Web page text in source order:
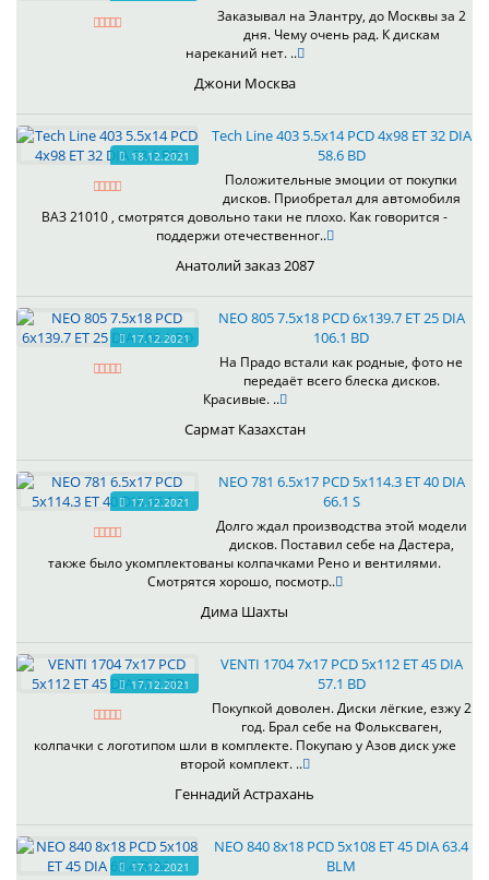
Заказывал на Элантру, до Москвы за 2
дня. Чему очень рад. К дискам
нареканий нет. ..
Джони Москва
18.12.2021
Tech Line 403 5.5x14 PCD 4x98 ET 32 DIA
58.6 BD
Положительные эмоции от покупки
дисков. Приобретал для автомобиля
ВАЗ 21010 , смотрятся довольно таки не плохо. Как говорится -
поддержи отечественног..
Анатолий заказ 2087
17.12.2021
NEO 805 7.5x18 PCD 6x139.7 ET 25 DIA
106.1 BD
На Прадо встали как родные, фото не
передаёт всего блеска дисков.
Красивые. ..
Сармат Казахстан
17.12.2021
NEO 781 6.5x17 PCD 5x114.3 ET 40 DIA
66.1 S
Долго ждал производства этой модели
дисков. Поставил себе на Дастера,
также было укомплектованы колпачками Рено и вентилями.
Смотрятся хорошо, посмотр..
Дима Шахты
17.12.2021
VENTI 1704 7x17 PCD 5x112 ET 45 DIA
57.1 BD
Покупкой доволен. Диски лёгкие, езжу 2
год. Брал себе на Фольксваген,
колпачки с логотипом шли в комплекте. Покупаю у Азов диск уже
второй комплект. ..
Геннадий Астрахань
17.12.2021
NEO 840 8x18 PCD 5x108 ET 45 DIA 63.4
BLM